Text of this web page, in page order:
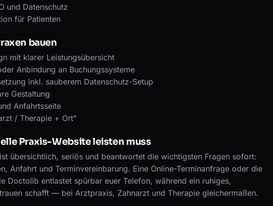
und Datenschutz
für Patienten
bauen
mit klarer Leistungsübersicht
Anbindung an Buchungssysteme
inkl. sauberem Datenschutz-Setup
Gestaltung
Anfahrtsseite
/ Therapie + Ort"
Praxis-Website leisten muss
übersichtlich, seriös und beantwortet die wichtigsten Fragen sofort:
Anfahrt und Terminvereinbarung. Eine Online-Terminanfrage oder die
Doctolib entlastet spürbar euer Telefon, während ein ruhiges,
schafft — bei Arztpraxis, Zahnarzt und Therapie gleichermaßen.